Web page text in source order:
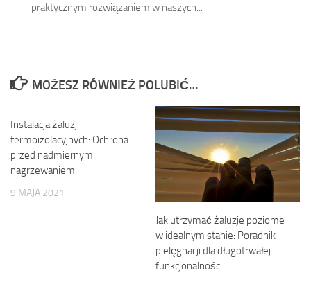
praktycznym rozwiązaniem w naszych...
MOŻESZ RÓWNIEŻ POLUBIĆ…
Instalacja żaluzji
termoizolacyjnych: Ochrona
przed nadmiernym
nagrzewaniem
9 MAJA 2021
Jak utrzymać żaluzje poziome
w idealnym stanie: Poradnik
pielęgnacji dla długotrwałej
funkcjonalności